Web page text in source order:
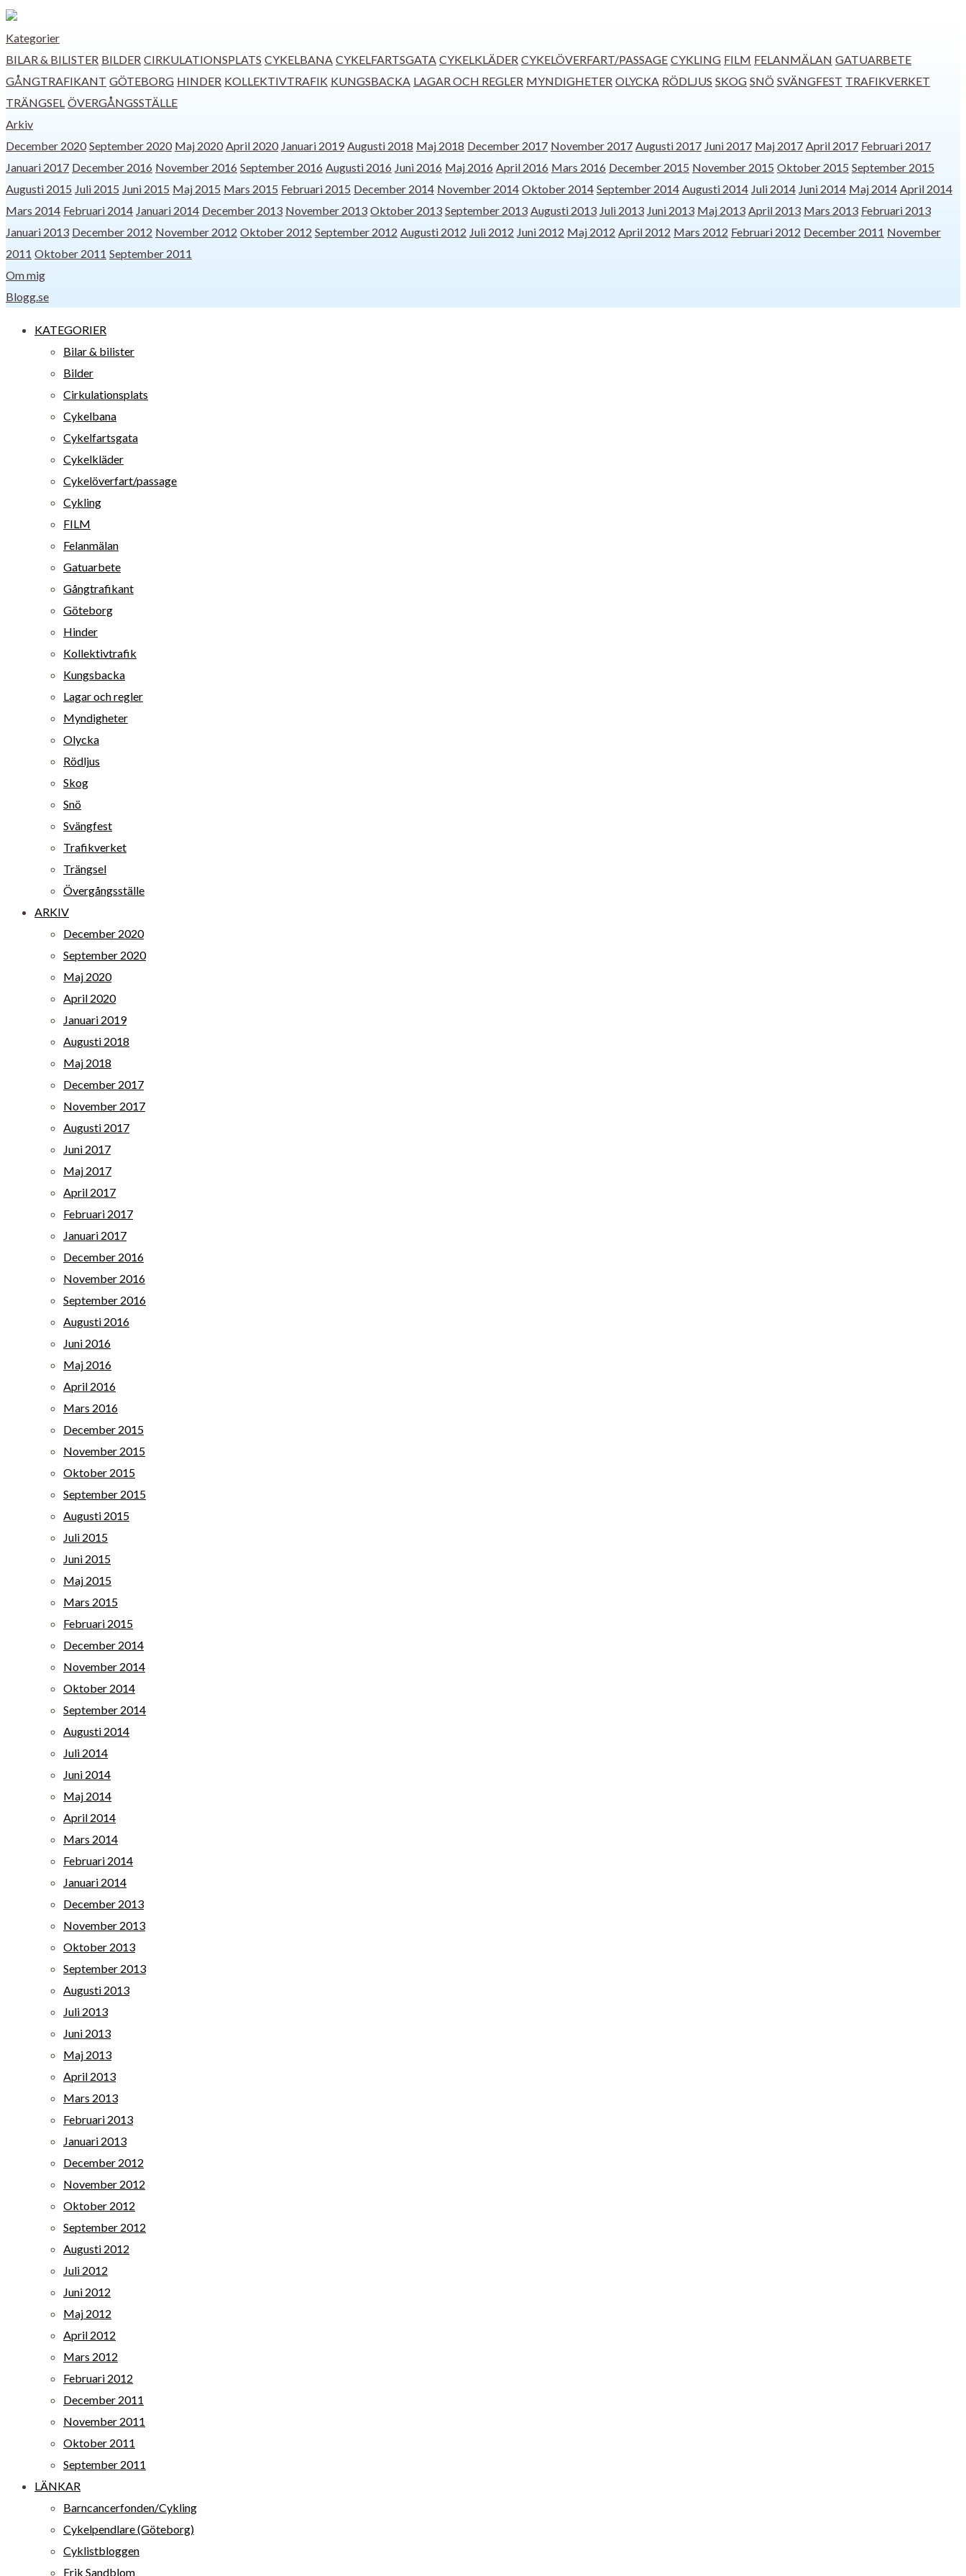
Kategorier
BILAR & BILISTER BILDER CIRKULATIONSPLATS CYKELBANA CYKELFARTSGATA CYKELKLÄDER CYKELÖVERFART/PASSAGE CYKLING FILM FELANMÄLAN GATUARBETE
GÅNGTRAFIKANT GÖTEBORG HINDER KOLLEKTIVTRAFIK KUNGSBACKA LAGAR OCH REGLER MYNDIGHETER OLYCKA RÖDLJUS SKOG SNÖ SVÄNGFEST TRAFIKVERKET
TRÄNGSEL ÖVERGÅNGSSTÄLLE
Arkiv
December 2020 September 2020 Maj 2020 April 2020 Januari 2019 Augusti 2018 Maj 2018 December 2017 November 2017 Augusti 2017 Juni 2017 Maj 2017 April 2017 Februari 2017
Januari 2017 December 2016 November 2016 September 2016 Augusti 2016 Juni 2016 Maj 2016 April 2016 Mars 2016 December 2015 November 2015 Oktober 2015 September 2015
Augusti 2015 Juli 2015 Juni 2015 Maj 2015 Mars 2015 Februari 2015 December 2014 November 2014 Oktober 2014 September 2014 Augusti 2014 Juli 2014 Juni 2014 Maj 2014 April 2014
Mars 2014 Februari 2014 Januari 2014 December 2013 November 2013 Oktober 2013 September 2013 Augusti 2013 Juli 2013 Juni 2013 Maj 2013 April 2013 Mars 2013 Februari 2013
Januari 2013 December 2012 November 2012 Oktober 2012 September 2012 Augusti 2012 Juli 2012 Juni 2012 Maj 2012 April 2012 Mars 2012 Februari 2012 December 2011 November
2011 Oktober 2011 September 2011
Om mig
Blogg.se
KATEGORIER
Bilar & bilister
Bilder
Cirkulationsplats
Cykelbana
Cykelfartsgata
Cykelkläder
Cykelöverfart/passage
Cykling
FILM
Felanmälan
Gatuarbete
Gångtrafikant
Göteborg
Hinder
Kollektivtrafik
Kungsbacka
Lagar och regler
Myndigheter
Olycka
Rödljus
Skog
Snö
Svängfest
Trafikverket
Trängsel
Övergångsställe
ARKIV
December 2020
September 2020
Maj 2020
April 2020
Januari 2019
Augusti 2018
Maj 2018
December 2017
November 2017
Augusti 2017
Juni 2017
Maj 2017
April 2017
Februari 2017
Januari 2017
December 2016
November 2016
September 2016
Augusti 2016
Juni 2016
Maj 2016
April 2016
Mars 2016
December 2015
November 2015
Oktober 2015
September 2015
Augusti 2015
Juli 2015
Juni 2015
Maj 2015
Mars 2015
Februari 2015
December 2014
November 2014
Oktober 2014
September 2014
Augusti 2014
Juli 2014
Juni 2014
Maj 2014
April 2014
Mars 2014
Februari 2014
Januari 2014
December 2013
November 2013
Oktober 2013
September 2013
Augusti 2013
Juli 2013
Juni 2013
Maj 2013
April 2013
Mars 2013
Februari 2013
Januari 2013
December 2012
November 2012
Oktober 2012
September 2012
Augusti 2012
Juli 2012
Juni 2012
Maj 2012
April 2012
Mars 2012
Februari 2012
December 2011
November 2011
Oktober 2011
September 2011
LÄNKAR
Barncancerfonden/Cykling
Cykelpendlare (Göteborg)
Cyklistbloggen
Erik Sandblom